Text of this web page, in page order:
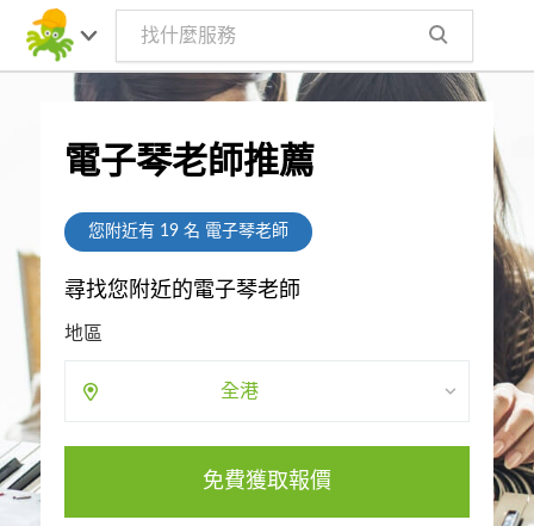
電子琴老師推薦
您附近有 19名 電子琴老師
尋找您附近的電子琴老師
地區
全港
免費獲取報價